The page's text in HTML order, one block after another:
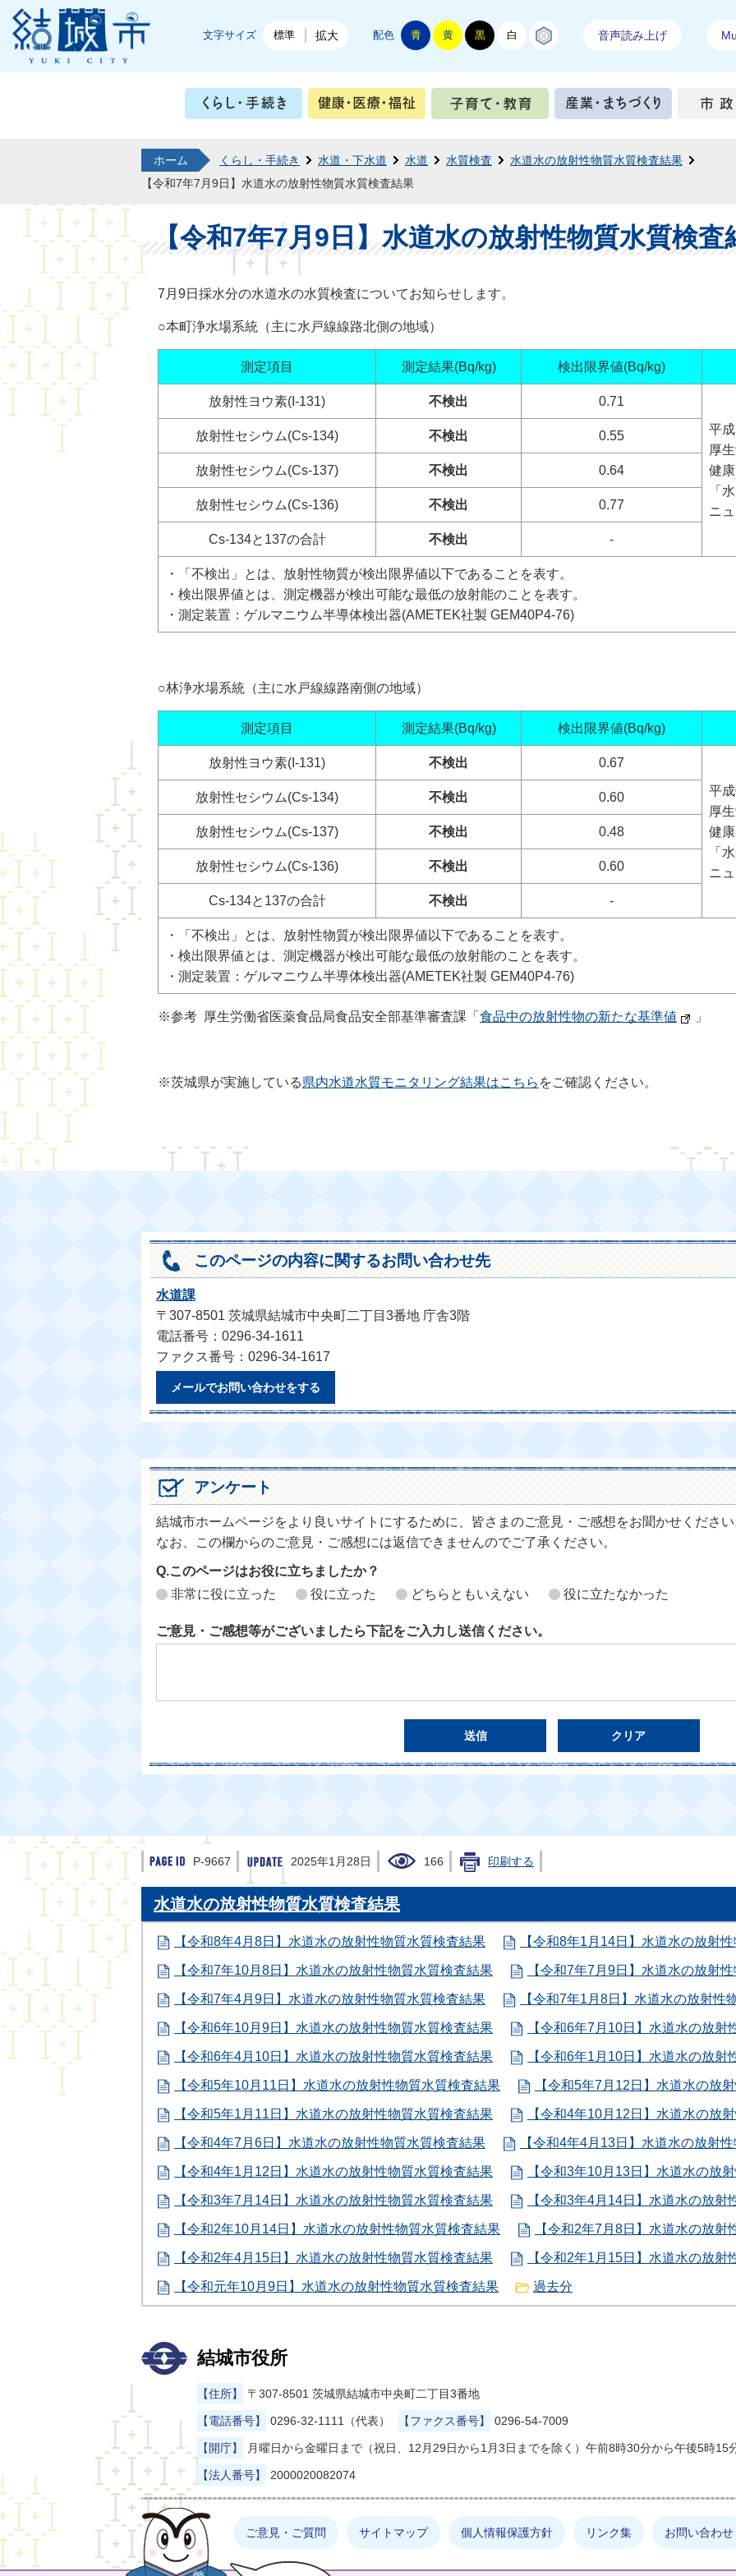
結城市公式ホームページ
文字サイズ 標準 拡大 配色 青 黄 黒 白 音声読み上げ
くらし・手続き 健康・医療・福祉 子育て・教育 産業・
まゆげった
お探しの情報は何でしょうか？
ホーム くらし・手続き 水道・下水道 水道 水質検査
水道水の放射性物質水質検査結果
【令和7年7月9日】水道水の放射性物質水質検査結果
【令和7年7月9日】水道水の放射性物質水質検査
7月9日採水分の水道水の水質検査についてお知らせします。
○本町浄水場系統（主に水戸線線路北側の地域）
測定項目 測定結果(Bq/kg) 検出限界値(Bq/kg)
放射性ヨウ素(I-131) 不検出
0.71
平
厚
健
「
ニ
放射性セシウム(Cs-134) 不検出 0.55
放射性セシウム(Cs-137) 不検出 0.64
放射性セシウム(Cs-136) 不検出 0.77
Cs-134と137の合計 不検出 -
・「不検出」とは、放射性物質が検出限界値以下であることを表す。
・検出限界値とは、測定機器が検出可能な最低の放射能のことを表す。
・測定装置：ゲルマニウム半導体検出器(AMETEK社製 GEM40P4-76)
○林浄水場系統（主に水戸線線路南側の地域）
測定項目 測定結果(Bq/kg) 検出限界値(Bq/kg)
放射性ヨウ素(I-131) 不検出
0.67
平
厚
健
「
ニ
放射性セシウム(Cs-134) 不検出 0.60
放射性セシウム(Cs-137) 不検出 0.48
放射性セシウム(Cs-136) 不検出 0.60
Cs-134と137の合計 不検出 -
・「不検出」とは、放射性物質が検出限界値以下であることを表す。
・検出限界値とは、測定機器が検出可能な最低の放射能のことを表す。
・測定装置：ゲルマニウム半導体検出器(AMETEK社製 GEM40P4-76)
※参考 厚生労働省医薬食品局食品安全部基準審査課「 食品中の放射性物の新たな基準値 」
※茨城県が実施している県内水道水質モニタリング結果はこちら をご確認ください。
このページの内容に関するお問い合わせ先
水道課
〒307-8501 茨城県結城市中央町二丁目3番地 庁舎3階
電話番号：0296-34-1611
ファクス番号：0296-34-1617
メールでお問い合わせをする
アンケート
結城市ホームページをより良いサイトにするために、皆さまのご意見・ご感想をお聞かせくださ
なお、この欄からのご意見・ご感想には返信できませんのでご了承ください。
Q.このページはお役に立ちましたか？
非常に役に立った
役に立った どちらともいえない 役に立たなかった
ご意見・ご感想等がございましたら下記をご入力し送信ください。
P-9667 2025年1月28日 166 印刷する
水道水の放射性物質水質検査結果
【令和8年4月8日】水道水の放射性物質水質検査結果 【令和8年1月14日】水道水の放射
【令和7年10月8日】水道水の放射性物質水質検査結果 【令和7年7月9日】水道水の放射
【令和7年4月9日】水道水の放射性物質水質検査結果 【令和7年1月8日】水道水の放射性
【令和6年10月9日】水道水の放射性物質水質検査結果 【令和6年7月10日】水道水の放射
【令和6年4月10日】水道水の放射性物質水質検査結果 【令和6年1月10日】水道水の放射
【令和5年10月11日】水道水の放射性物質水質検査結果 【令和5年7月12日】水道水の放
【令和5年1月11日】水道水の放射性物質水質検査結果 【令和4年10月12日】水道水の放
【令和4年7月6日】水道水の放射性物質水質検査結果 【令和4年4月13日】水道水の放射
【令和4年1月12日】水道水の放射性物質水質検査結果 【令和3年10月13日】水道水の放
【令和3年7月14日】水道水の放射性物質水質検査結果 【令和3年4月14日】水道水の放射
【令和2年10月14日】水道水の放射性物質水質検査結果 【令和2年7月8日】水道水の放射
【令和2年4月15日】水道水の放射性物質水質検査結果 【令和2年1月15日】水道水の放射
【令和元年10月9日】水道水の放射性物質水質検査結果 過去分
結城市役所
【住所】 〒307-8501 茨城県結城市中央町二丁目3番地
【電話番号】 0296-32-1111（代表） 【ファクス番号】 0296-54-7009
【開庁】 月曜日から金曜日まで（祝日、12月29日から1月3日までを除く）午前8時30分から午後5時15
【法人番号】 2000020082074
ご意見・ご質問 サイトマップ 個人情報保護方針 リンク集 お問い合わせ